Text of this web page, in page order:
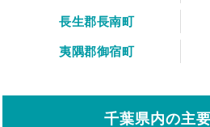
長生郡長南町
夷隅郡御宿町
千葉県内の主